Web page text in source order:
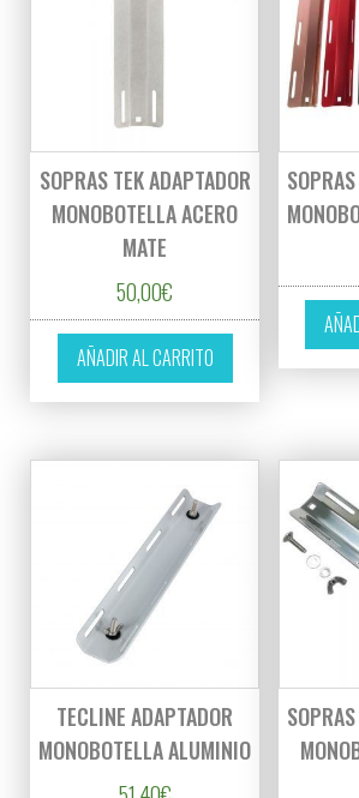
SOPRAS TEK ADAPTADOR
MONOBOTELLA ACERO
MATE
50,00€
AÑADIR AL CARRITO
TECLINE ADAPTADOR
MONOBOTELLA ALUMINIO